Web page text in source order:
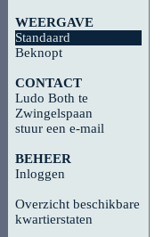
WEERGAVE
Standaard
Beknopt
CONTACT
Ludo Both te
Zwingelspaan
stuur een e-mail
BEHEER
Inloggen
Overzicht beschikbare
kwartierstaten